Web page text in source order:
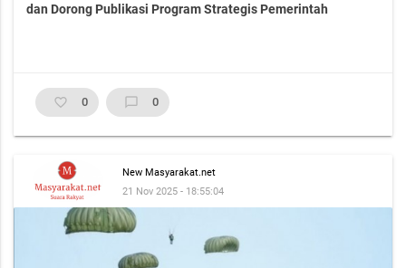
dan Dorong Publikasi Program Strategis Pemerintah
favorite_border 0 chat_bubble_outline 0
New Masyarakat.net
21 Nov 2025 - 18:55:04